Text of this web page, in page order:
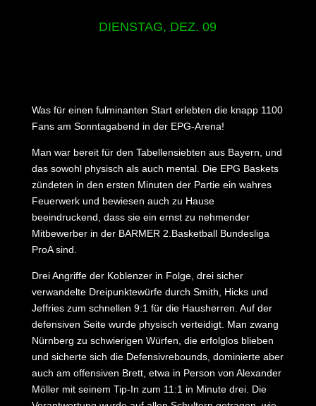
DIENSTAG, DEZ. 09
Was für einen fulminanten Start erlebten die knapp 1100
Fans am Sonntagabend in der EPG-Arena!
Man war bereit für den Tabellensiebten aus Bayern, und
das sowohl physisch als auch mental. Die EPG Baskets
zündeten in den ersten Minuten der Partie ein wahres
Feuerwerk und bewiesen auch zu Hause
beeindruckend, dass sie ein ernst zu nehmender
Mitbewerber in der BARMER 2.Basketball Bundesliga
ProA sind.
Drei Angriffe der Koblenzer in Folge, drei sicher
verwandelte Dreipunktewürfe durch Smith, Hicks und
Jeffries zum schnellen 9:1 für die Hausherren. Auf der
defensiven Seite wurde physisch verteidigt. Man zwang
Nürnberg zu schwierigen Würfen, die erfolglos blieben
und sicherte sich die Defensivrebounds, dominierte aber
auch am offensiven Brett, etwa in Person von Alexander
Möller mit seinem Tip-In zum 11:1 in Minute drei. Die